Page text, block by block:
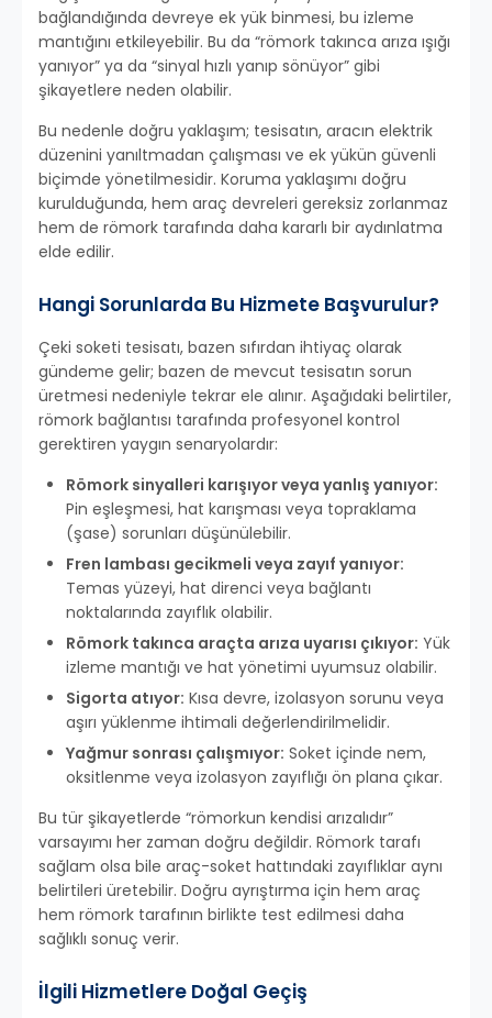
bağlandığında devreye ek yük binmesi, bu izleme
mantığını etkileyebilir. Bu da “römork takınca arıza ışığı
yanıyor” ya da “sinyal hızlı yanıp sönüyor” gibi
şikayetlere neden olabilir.
Bu nedenle doğru yaklaşım; tesisatın, aracın elektrik
düzenini yanıltmadan çalışması ve ek yükün güvenli
biçimde yönetilmesidir. Koruma yaklaşımı doğru
kurulduğunda, hem araç devreleri gereksiz zorlanmaz
hem de römork tarafında daha kararlı bir aydınlatma
elde edilir.
Hangi Sorunlarda Bu Hizmete Başvurulur?
Çeki soketi tesisatı, bazen sıfırdan ihtiyaç olarak
gündeme gelir; bazen de mevcut tesisatın sorun
üretmesi nedeniyle tekrar ele alınır. Aşağıdaki belirtiler,
römork bağlantısı tarafında profesyonel kontrol
gerektiren yaygın senaryolardır:
Römork sinyalleri karışıyor veya yanlış yanıyor:
Pin eşleşmesi, hat karışması veya topraklama
(şase) sorunları düşünülebilir.
Fren lambası gecikmeli veya zayıf yanıyor:
Temas yüzeyi, hat direnci veya bağlantı
noktalarında zayıflık olabilir.
Römork takınca araçta arıza uyarısı çıkıyor: Yük
izleme mantığı ve hat yönetimi uyumsuz olabilir.
Sigorta atıyor: Kısa devre, izolasyon sorunu veya
aşırı yüklenme ihtimali değerlendirilmelidir.
Yağmur sonrası çalışmıyor: Soket içinde nem,
oksitlenme veya izolasyon zayıflığı ön plana çıkar.
Bu tür şikayetlerde “römorkun kendisi arızalıdır”
varsayımı her zaman doğru değildir. Römork tarafı
sağlam olsa bile araç-soket hattındaki zayıflıklar aynı
belirtileri üretebilir. Doğru ayrıştırma için hem araç
hem römork tarafının birlikte test edilmesi daha
sağlıklı sonuç verir.
İlgili Hizmetlere Doğal Geçiş